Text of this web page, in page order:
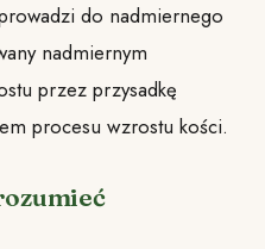
do nadmiernego
nadmiernym
przez przysadkę
procesu wzrostu kości.